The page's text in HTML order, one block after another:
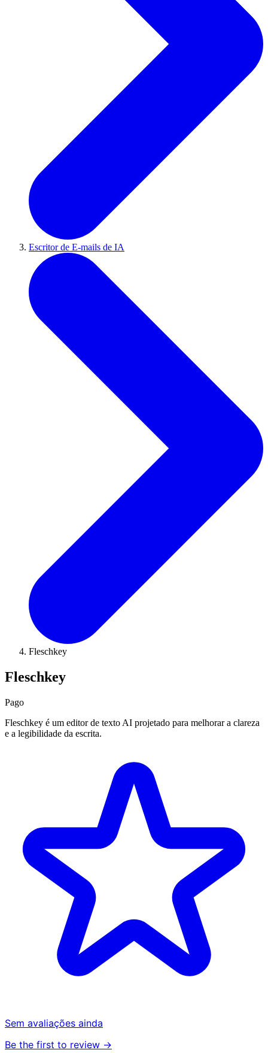
Escritor de E-mails de IA
Fleschkey
Fleschkey
Pago
Fleschkey é um editor de texto AI projetado para melhorar a clareza
e a legibilidade da escrita.
Sem avaliações ainda
Be the first to review →